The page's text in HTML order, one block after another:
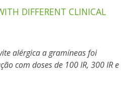
DIFFERENT CLINICAL
alérgica a gramíneas foi
com doses de 100 IR, 300 IR